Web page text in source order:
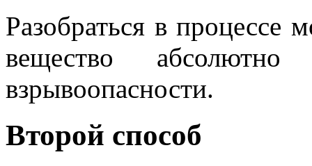
Разобраться в
вещество
взрывоопасности.
Второй способ